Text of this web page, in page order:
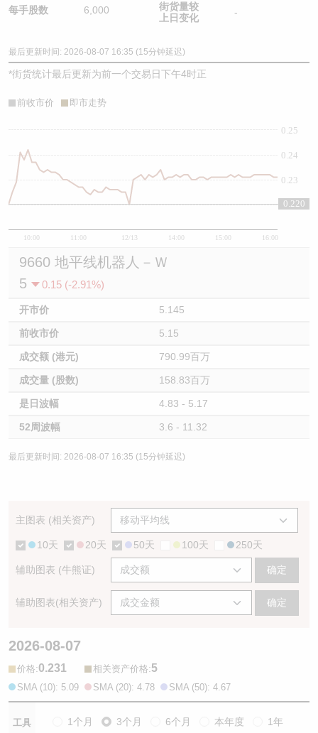
每手股数 6,000
街货量较
上日变化
-
最后更新时间: 2026-08-07 16:35 (15分钟延迟)
*街货统计最后更新为前一个交易日下午4时正
前收市价 即市走势
10:00 11:00 12/13 14:00 15:00 16:00
0.22
0.23
0.24
0.25
0.220
9660 地平线机器人－Ｗ
5
0.15 (-2.91%)
开市价 5.145
前收市价 5.15
成交额 (港元) 790.99百万
成交量 (股数) 158.83百万
是日波幅 4.83 - 5.17
52周波幅 3.6 - 11.32
最后更新时间: 2026-08-07 16:35 (15分钟延迟)
主图表 (相关资产)
10天 20天 50天 100天 250天
辅助图表 (牛熊证) 确定
辅助图表(相关资产) 确定
2026-08-07
价格:0.231 相关资产价格:5
SMA (10): 5.09 SMA (20): 4.78 SMA (50): 4.67
工具 1个月 3个月 6个月 本年度 1年